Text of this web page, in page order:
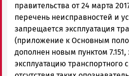
правительства от 24 марта
перечень неисправностей и
запрещается эксплуатация
(приложение к Основным
дополнен новым пунктом
эксплуатацию транспортного